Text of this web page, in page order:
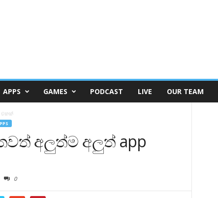
APPS GAMES PODCAST LIVE OUR TEAM
එකක්
තවත් අලුත්ම අලුත් app
0